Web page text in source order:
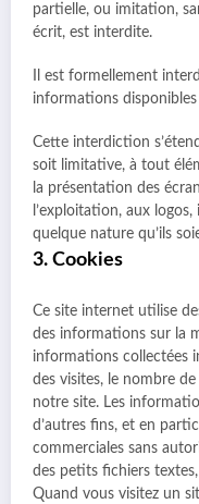
partielle, ou imitation,
écrit, est interdite.
Il est formellement
informations
Cette interdiction
soit limitative, à tout
la présentation des
l’exploitation, aux
quelque nature qu’ils
3. Cookies
Ce site internet utilise
des informations sur la
informations collectées
des visites, le nombre
notre site. Les
d’autres fins, et en
commerciales sans
des petits fichiers
Quand vous visitez un